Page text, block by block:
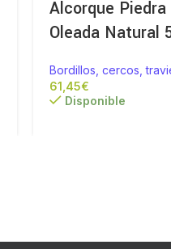
Alcorque
Oleada Natural
Bordillos, cercos,
€
Disponible